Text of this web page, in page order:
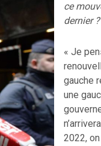
ce
dernier ?
« Je
gauche
une
2022,